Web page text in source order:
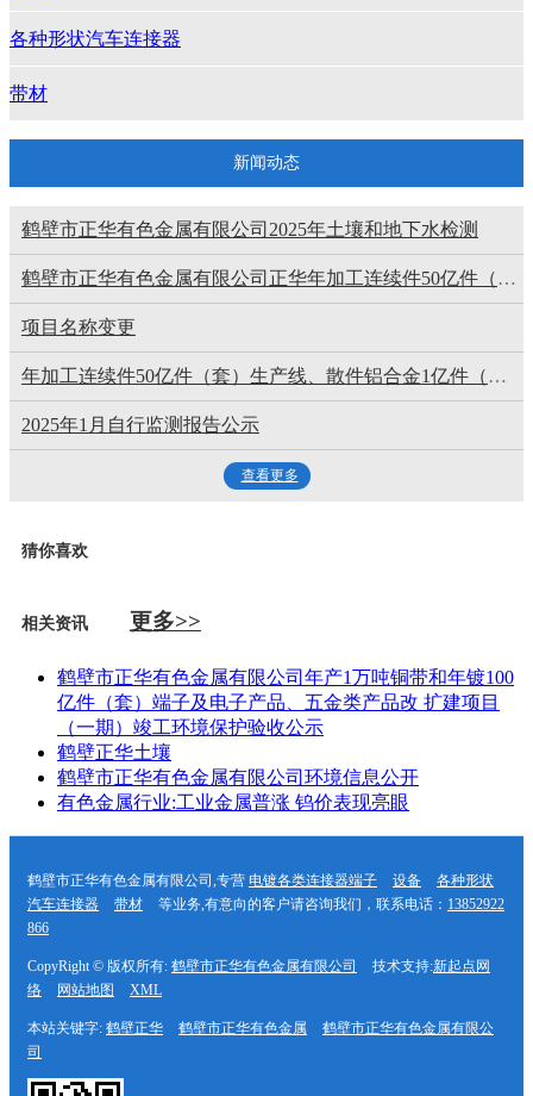
各种形状汽车连接器
带材
新闻动态
鹤壁市正华有色金属有限公司2025年土壤和地下水检测
鹤壁市正华有色金属有限公司正华年加工连续件50亿件（套）、散件铝合金1亿件（套）生产线改建项目环评文件 及公众参与拟报批公示
项目名称变更
年加工连续件50亿件（套）生产线、散件铝合金1亿件（套）生产线扩建项目
2025年1月自行监测报告公示
查看更多
猜你喜欢
相关资讯 更多>>
鹤壁市正华有色金属有限公司年产1万吨铜带和年镀100
亿件（套）端子及电子产品、五金类产品改 扩建项目
（一期）竣工环境保护验收公示
鹤壁正华土壤
鹤壁市正华有色金属有限公司环境信息公开
有色金属行业:工业金属普涨 钨价表现亮眼
鹤壁市正华有色金属有限公司,专营 电镀各类连接器端子 设备
各种形状
汽车连接器
带材 等业务,有意向的客户请咨询我们，联系电话： 13852922
866
CopyRight © 版权所有: 鹤壁市正华有色金属有限公司 技术支持:新起点网
络
网站地图 XML
本站关键字: 鹤壁正华 鹤壁市正华有色金属
鹤壁市正华有色金属有限公
司